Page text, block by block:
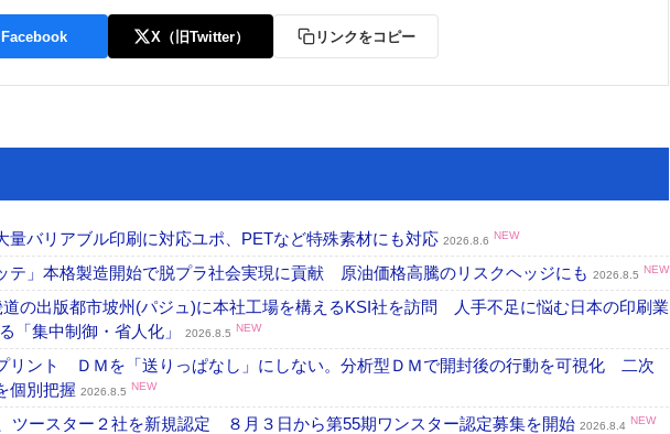
Facebook X（旧Twitter） リンクをコピー
バリアブル印刷に対応ユポ、PETなど特殊素材にも対応 2026.8.6 NEW
」本格製造開始で脱プラ社会実現に貢献 原油価格高騰のリスクヘッジにも 2026.8.5 NEW
道の出版都市坡州(パジュ)に本社工場を構えるKSI社を訪問 人手不足に悩む日本の印刷業
「集中制御・省人化」
2026.8.5 NEW
リント ＤＭを「送りっぱなし」にしない。分析型ＤＭで開封後の行動を可視化 二次
個別把握 2026.8.5 NEW
ースター２社を新規認定 ８月３日から第55期ワンスター認定募集を開始 2026.8.4 NEW